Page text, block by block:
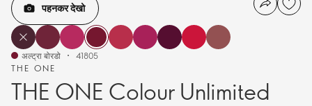
THE ONE
THE ONE Colour Unlimited
पहनकर देखो
अल्ट्रा बोरडो 41805